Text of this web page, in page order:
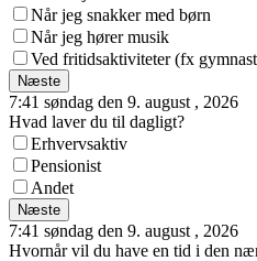
Når jeg snakker med børn
Når jeg hører musik
Ved fritidsaktiviteter (fx
Næste
7:41 søndag den 9. august , 2026
Hvad laver du til dagligt?
Erhvervsaktiv
Pensionist
Andet
Næste
7:41 søndag den 9. august , 2026
Hvornår vil du have en tid i den